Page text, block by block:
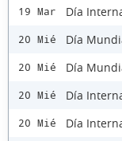
19 Mar Día
20 Mié Día
20 Mié Día
20 Mié Día
20 Mié Día